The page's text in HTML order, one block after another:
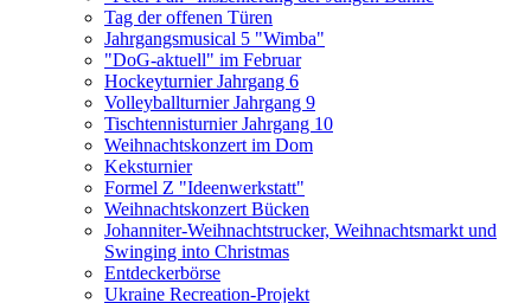
Tag der offenen Türen
Jahrgangsmusical 5 "Wimba"
"DoG-aktuell" im Februar
Hockeyturnier Jahrgang 6
Volleyballturnier Jahrgang 9
Tischtennisturnier Jahrgang 10
Weihnachtskonzert im Dom
Keksturnier
Formel Z "Ideenwerkstatt"
Weihnachtskonzert Bücken
Johanniter-Weihnachtstrucker, Weihnachtsmarkt und
Swinging into Christmas
Entdeckerbörse
Ukraine Recreation-Projekt